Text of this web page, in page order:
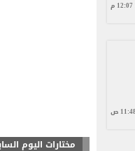
مختارات اليوم